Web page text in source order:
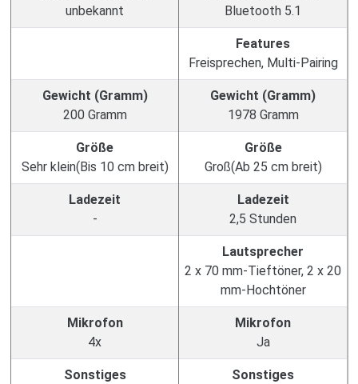
unbekannt
Bluetooth 5.1
Features
Freisprechen, Multi-Pairing
Gewicht (Gramm)
200 Gramm
Gewicht (Gramm)
1978 Gramm
Größe
Sehr klein(Bis 10 cm breit)
Größe
Groß(Ab 25 cm breit)
Ladezeit
-
Ladezeit
2,5 Stunden
Lautsprecher
2 x 70 mm-Tieftöner, 2 x 20
mm-Hochtöner
Mikrofon
4x
Mikrofon
Ja
Sonstiges
Sonstiges